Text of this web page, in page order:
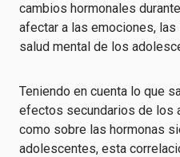
cambios hormonales
afectar a las emociones,
salud mental de los
Teniendo en cuenta lo que
efectos secundarios de los
como sobre las hormonas
adolescentes, esta